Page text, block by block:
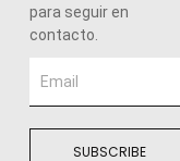
para seguir en
contacto.
SUBSCRIBE